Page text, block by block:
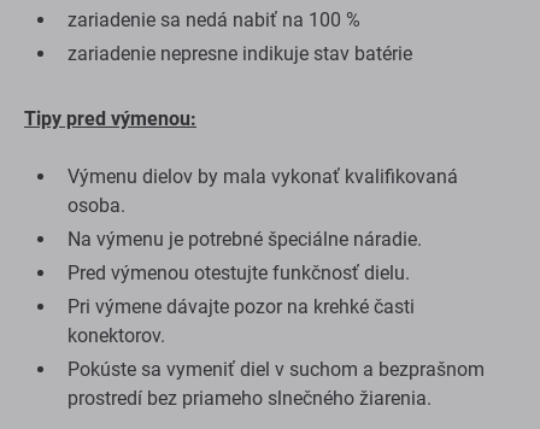
zariadenie sa nedá nabiť na 100 %
zariadenie nepresne indikuje stav batérie
Tipy pred výmenou:
Výmenu dielov by mala vykonať kvalifikovaná
osoba.
Na výmenu je potrebné špeciálne náradie.
Pred výmenou otestujte funkčnosť dielu.
Pri výmene dávajte pozor na krehké časti
konektorov.
Pokúste sa vymeniť diel v suchom a bezprašnom
prostredí bez priameho slnečného žiarenia.